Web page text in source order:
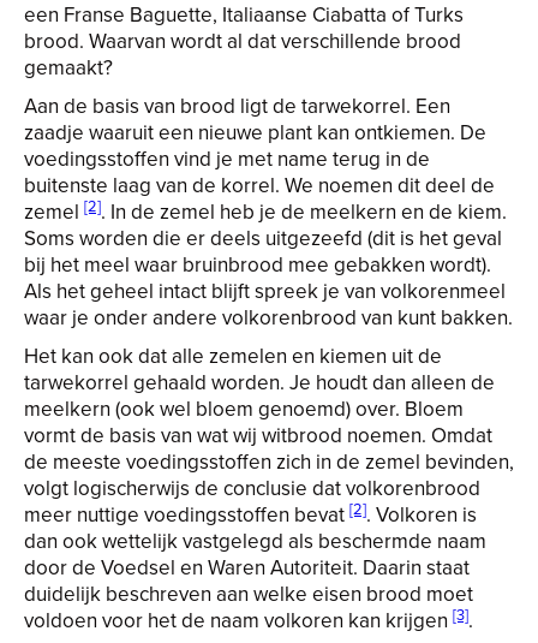
een Franse Baguette, Italiaanse Ciabatta of Turks
brood. Waarvan wordt al dat verschillende brood
gemaakt?
Aan de basis van brood ligt de tarwekorrel. Een
zaadje waaruit een nieuwe plant kan ontkiemen. De
voedingsstoffen vind je met name terug in de
buitenste laag van de korrel. We noemen dit deel de
zemel [2]. In de zemel heb je de meelkern en de kiem.
Soms worden die er deels uitgezeefd (dit is het geval
bij het meel waar bruinbrood mee gebakken wordt).
Als het geheel intact blijft spreek je van volkorenmeel
waar je onder andere volkorenbrood van kunt bakken.
Het kan ook dat alle zemelen en kiemen uit de
tarwekorrel gehaald worden. Je houdt dan alleen de
meelkern (ook wel bloem genoemd) over. Bloem
vormt de basis van wat wij witbrood noemen. Omdat
de meeste voedingsstoffen zich in de zemel bevinden,
volgt logischerwijs de conclusie dat volkorenbrood
meer nuttige voedingsstoffen bevat [2]. Volkoren is
dan ook wettelijk vastgelegd als beschermde naam
door de Voedsel en Waren Autoriteit. Daarin staat
duidelijk beschreven aan welke eisen brood moet
voldoen voor het de naam volkoren kan krijgen [3].